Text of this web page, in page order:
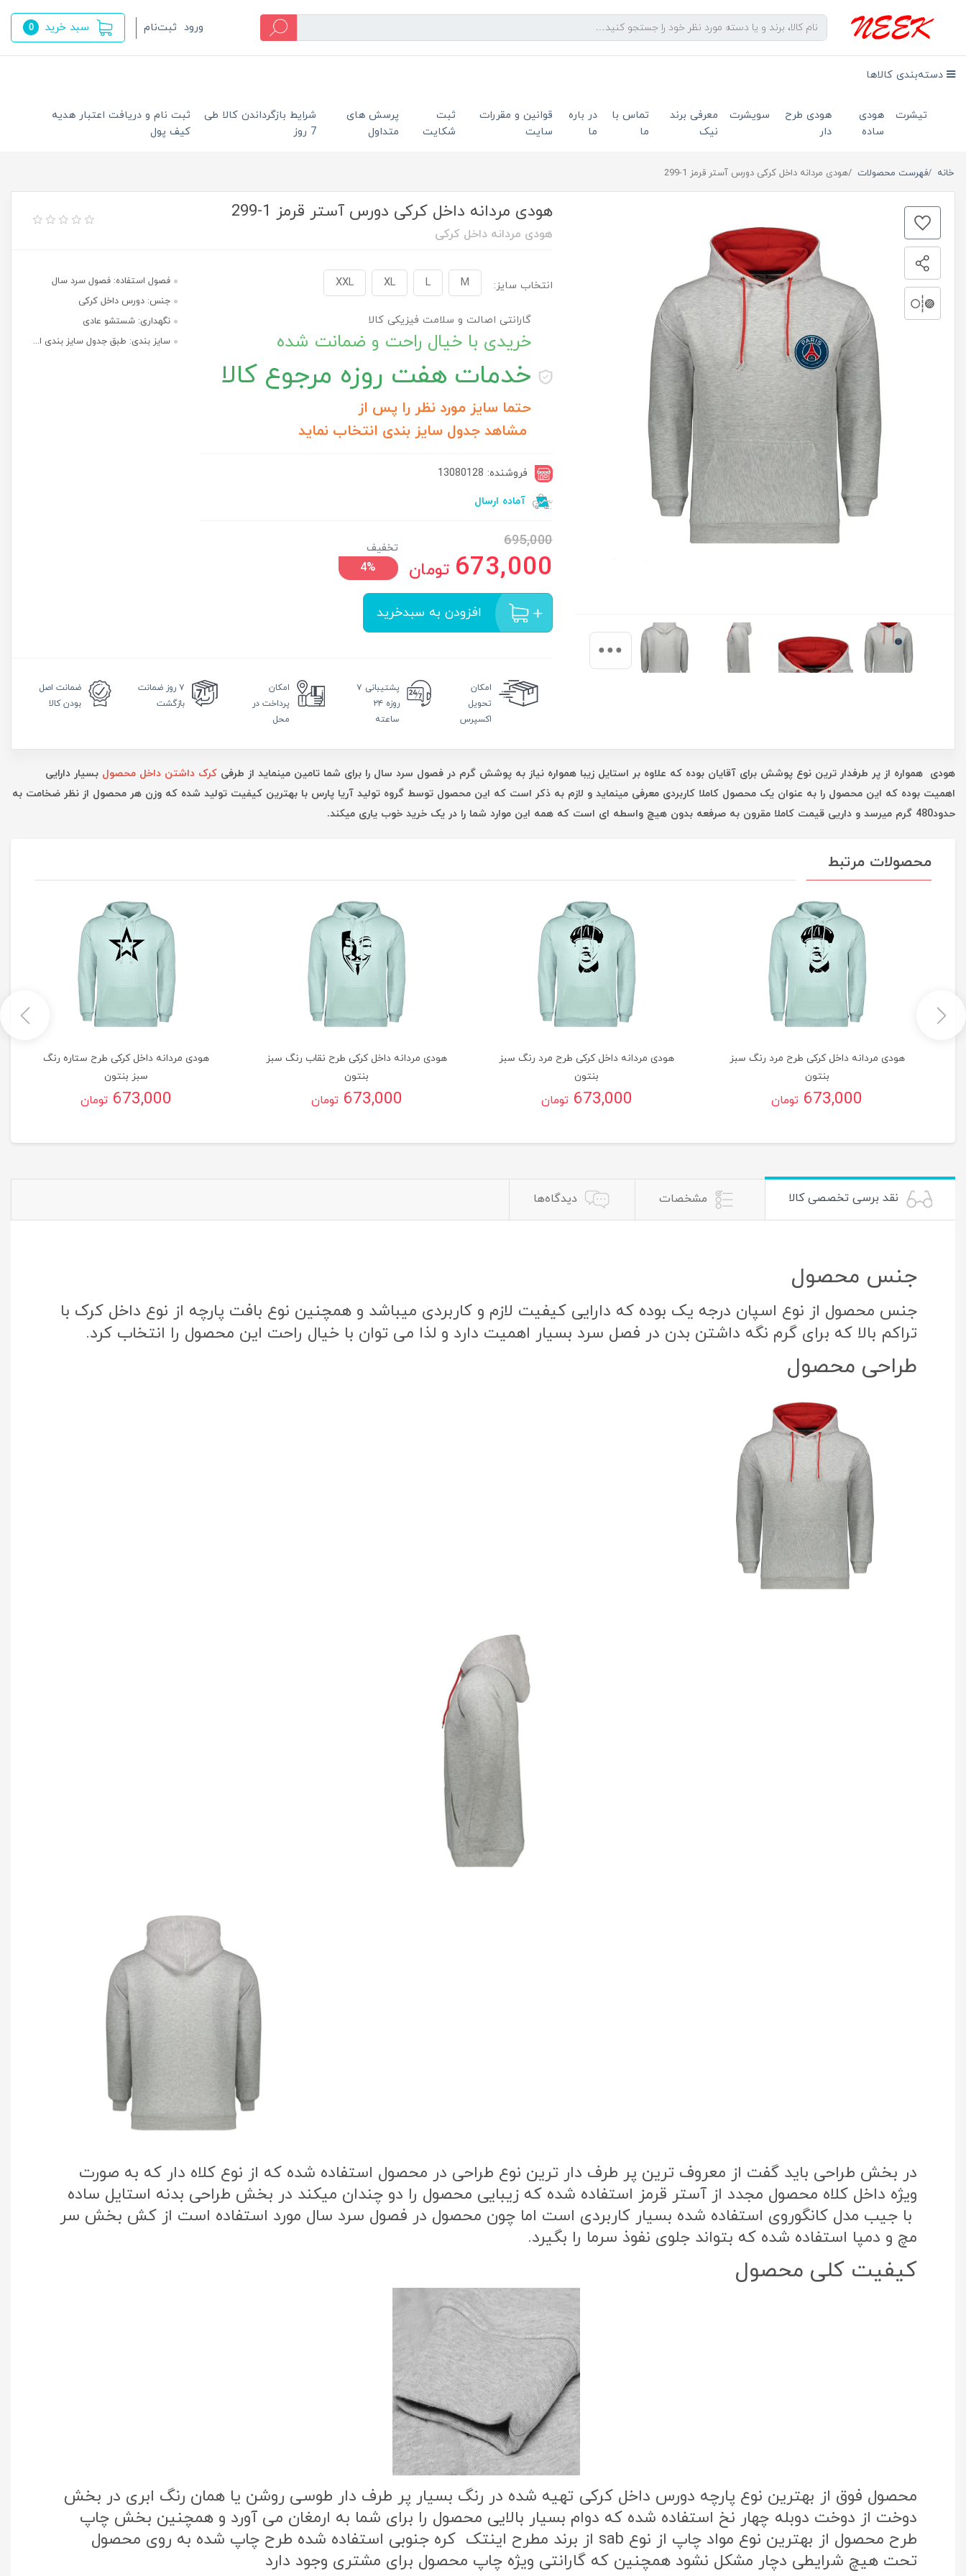
ورود ثبت‌نام سبد خرید 0
دسته‌بندی کالاها
تیشرت
هودی
ساده
هودی طرح
دار
سویشرت
معرفی برند
نیک
تماس با
ما
در باره
ما
قوانین و مقررات
سایت
ثبت
شکایت
پرسش های
متداول
شرایط بازگرداندن کالا طی
7 روز
ثبت نام و دریافت اعتبار هدیه
کیف پول
خانه فهرست محصولات هودی مردانه داخل کرکی دورس آستر قرمز 1-299
هودی مردانه داخل کرکی دورس آستر قرمز 1-299
هودی مردانه داخل کرکی
انتخاب سایز: M
L
XL
XXL
گارانتی اصالت و سلامت فیزیکی کالا
خریدی با خیال راحت و ضمانت شده
خدمات هفت روزه مرجوع کالا
حتما سایز مورد نظر را پس از
مشاهد جدول سایز بندی انتخاب نماید
فروشنده: 13080128
آماده ارسال
695,000
673,000 تومان
تخفیف
4%
افزودن به سبدخرید
فصول استفاده: فصول سرد سال
جنس: دورس داخل کرکی
نگهداری: شستشو عادی
سایز بندی: طبق جدول سایز بندی ا...
امکان
تحویل
اکسپرس
پشتیبانی ۷
روزه ۲۴
ساعته
امکان
پرداخت در
محل
۷ روز
ضمانت
بازگشت
ضمانت اصل
بودن کالا
هودی همواره از پر طرفدار ترین نوع پوشش برای آقایان بوده که علاوه بر استایل زیبا همواره نیاز به پوشش گرم در فصول سرد سال را برای شما تامین مینماید از طرفی کرک داشتن داخل محصول بسیار دارایی
اهمیت بوده که این محصول را به عنوان یک محصول کاملا کاربردی معرفی مینماید و لازم به ذکر است که این محصول توسط گروه تولید آریا پارس با بهترین کیفیت تولید شده که وزن هر محصول از نظر ضخامت به
حدود480 گرم میرسد و داریی قیمت کاملا مقرون به صرفعه بدون هیچ واسطه ای است که همه این موارد شما را در یک خرید خوب یاری میکند.
محصولات مرتبط
هودی مردانه داخل کرکی طرح مرد رنگ سبز
بنتون
673,000 تومان
هودی مردانه داخل کرکی طرح مرد رنگ سبز
بنتون
673,000 تومان
هودی مردانه داخل کرکی طرح نقاب رنگ سبز
بنتون
673,000 تومان
هودی مردانه داخل کرکی طرح ستاره رنگ
سبز بنتون
673,000 تومان
نقد برسی تخصصی کالا مشخصات دیدگاه‌ها
جنس محصول
جنس محصول از نوع اسپان درجه یک بوده که دارایی کیفیت لازم و کاربردی میباشد و همچنین نوع بافت پارچه از نوع داخل کرک با
تراکم بالا که برای گرم نگه داشتن بدن در فصل سرد بسیار اهمیت دارد و لذا می توان با خیال راحت این محصول را انتخاب کرد.
طراحی محصول
در بخش طراحی باید گفت از معروف ترین پر طرف دار ترین نوع طراحی در محصول استفاده شده که از نوع کلاه دار که به صورت
ویژه داخل کلاه محصول مجدد از آستر قرمز استفاده شده که زیبایی محصول را دو چندان میکند در بخش طراحی بدنه استایل ساده
با جیب مدل کانگوروی استفاده شده بسیار کاربردی است اما چون محصول در فصول سرد سال مورد استفاده است از کش بخش سر
مچ و دمپا استفاده شده که بتواند جلوی نفوذ سرما را بگیرد.
کیفیت کلی محصول
محصول فوق از بهترین نوع پارچه دورس داخل کرکی تهیه شده در رنگ بسیار پر طرف دار طوسی روشن یا همان رنگ ابری در بخش
دوخت از دوخت دوبله چهار نخ استفاده شده که دوام بسیار بالایی محصول را برای شما به ارمغان می آورد و همچنین بخش چاپ
طرح محصول از بهترین نوع مواد چاپ از نوع sab از برند مطرح اینتک کره جنوبی استفاده شده طرح چاپ شده به روی محصول
تحت هیچ شرایطی دچار مشکل نشود همچنین که گارانتی ویژه چاپ محصول برای مشتری وجود دارد